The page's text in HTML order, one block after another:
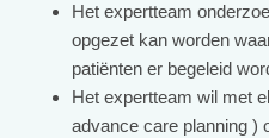
Het expertteam
opgezet kan worden
patiënten er begeleid
Het expertteam wil met
advance care planning )